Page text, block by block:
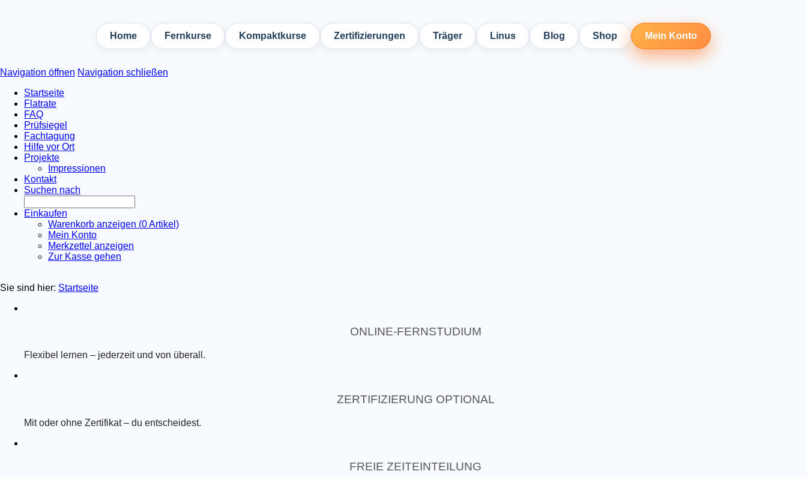
Home Fernkurse Kompaktkurse Zertifizierungen Träger Linus Blog Shop Mein Konto
Navigation öffnen Navigation schließen
Startseite
Flatrate
FAQ
Prüfsiegel
Fachtagung
Hilfe vor Ort
Projekte
Impressionen
Kontakt
Suchen nach
Einkaufen
Warenkorb anzeigen (0Artikel)
Mein Konto
Merkzettel anzeigen
Zur Kasse gehen
Sie sind hier: Startseite
ONLINE-FERNSTUDIUM
Flexibel lernen – jederzeit und von überall.
ZERTIFIZIERUNG OPTIONAL
Mit oder ohne Zertifikat – du entscheidest.
FREIE ZEITEINTEILUNG